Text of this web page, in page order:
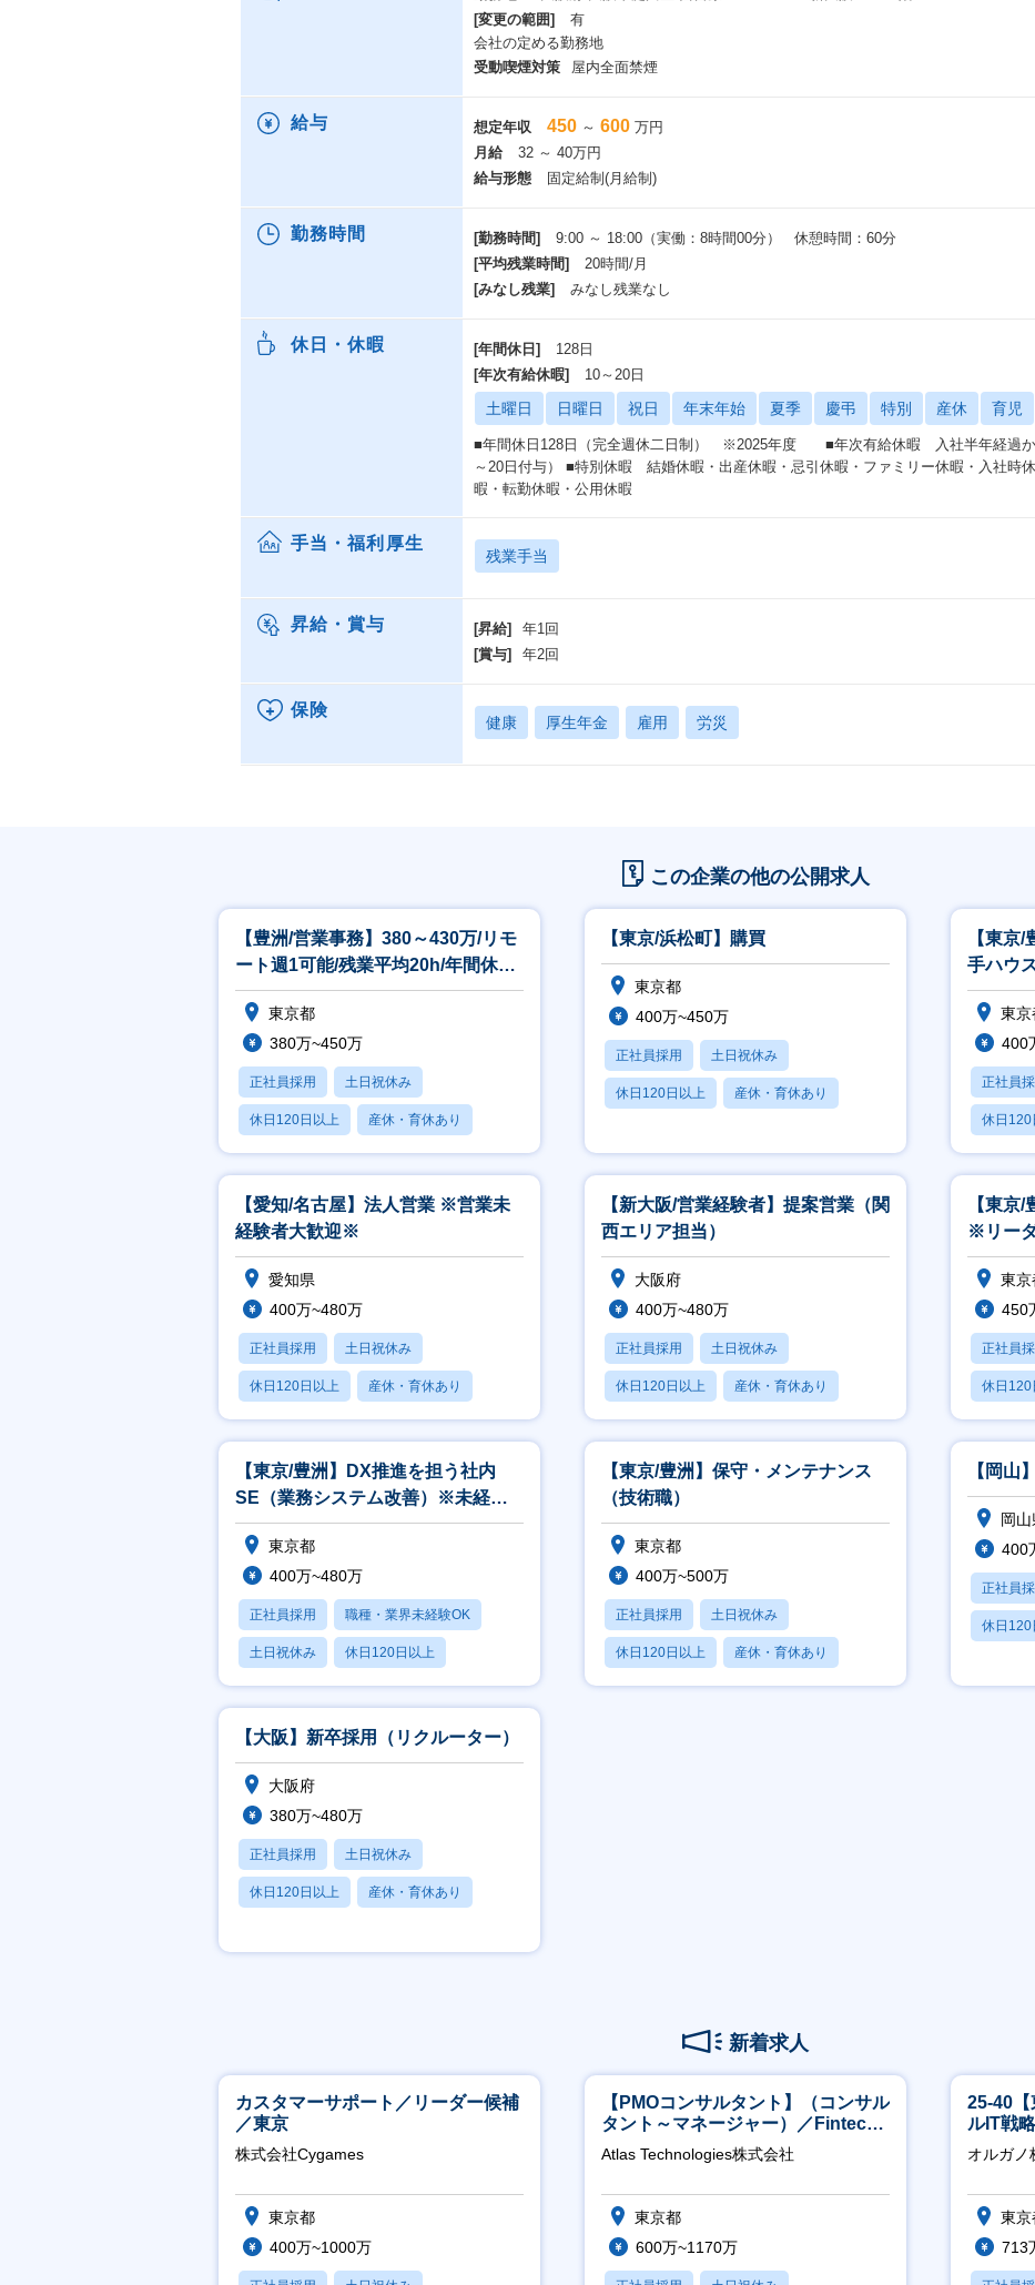
[変更の範囲]
有
会社の定める勤務地
受動喫煙対策
屋内全面禁煙
給与 想定年収 450 ～ 600 万円
月給
32 ～ 40万円
給与形態
固定給制(月給制)
勤務時間 [勤務時間]
9:00 ～ 18:00（実働：8時間00分） 休憩時間：60分
[平均残業時間]
20時間/月
[みなし残業]
みなし残業なし
休日・休暇 [年間休日]
128日
[年次有給休暇]
10～20日
土曜日 日曜日 祝日 年末年始 夏季 慶弔 特別 産休 育児
■年間休日128日（完全週休二日制） ※2025年度 ■年次有給休暇 入社半年経過か
～20日付与） ■特別休暇 結婚休暇・出産休暇・忌引休暇・ファミリー休暇・入社時
暇・転勤休暇・公用休暇
手当・福利厚生
残業手当
昇給・賞与 [昇給]
年1回
[賞与]
年2回
保険
健康 厚生年金 雇用 労災
この企業の他の公開求人
【豊洲/営業事務】380～430万/リモ
ート週1可能/残業平均20h/年間休日
127日
東京都
380万~450万
正社員採用 土日祝休み
休日120日以上 産休・育休あり
月残業20時間以内
【東京/浜松町】購買
東京都
400万~450万
正社員採用 土日祝休み
休日120日以上 産休・育休あり
【東京
手ハウ
東京
400
正社員
休日120
月残業
【愛知/名古屋】法人営業 ※営業未
経験者大歓迎※
愛知県
400万~480万
正社員採用 土日祝休み
休日120日以上 産休・育休あり
賞与あり
【新大阪/営業経験者】提案営業（関
西エリア担当）
大阪府
400万~480万
正社員採用 土日祝休み
休日120日以上 産休・育休あり
月残業20時間以内
【東京
※リー
東京
450
正社員
休日120
賞与あり
【東京/豊洲】DX推進を担う社内
SE（業務システム改善）※未経験
者大歓迎/週2～3テレワーク可
東京都
400万~480万
正社員採用 職種・業界未経験OK
土日祝休み 休日120日以上
産休・育休あり
【東京/豊洲】保守・メンテナンス
（技術職）
東京都
400万~500万
正社員採用 土日祝休み
休日120日以上 産休・育休あり
月残業20時間以内
【岡山
岡山
400
正社員
休日120
【大阪】新卒採用（リクルーター）
大阪府
380万~480万
正社員採用 土日祝休み
休日120日以上 産休・育休あり
新着求人
カスタマーサポート／リーダー候補
／東京
株式会社Cygames
東京都
400万~1000万
【PMOコンサルタント】（コンサル
タント～マネージャー）／Fintech
領域／設立5年弱で上場
Atlas Technologies株式会社
東京都
600万~1170万
25-40【
ルIT戦
オルガノ
東京
713